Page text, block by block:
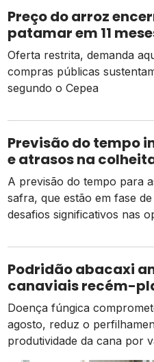
Preço do arroz
patamar em 11
Oferta restrita, demanda
compras públicas
segundo o Cepea
Previsão do tempo
e atrasos na
safra
A previsão do tempo para
safra, que estão em fase
desafios significativos nas
em relação ao mesmo
atividades estão ocorrendo
comparação à média dos
Podridão abacaxi
canaviais recém-
Doença fúngica
agosto, reduz o
produtividade da cana por
prevenção começa na